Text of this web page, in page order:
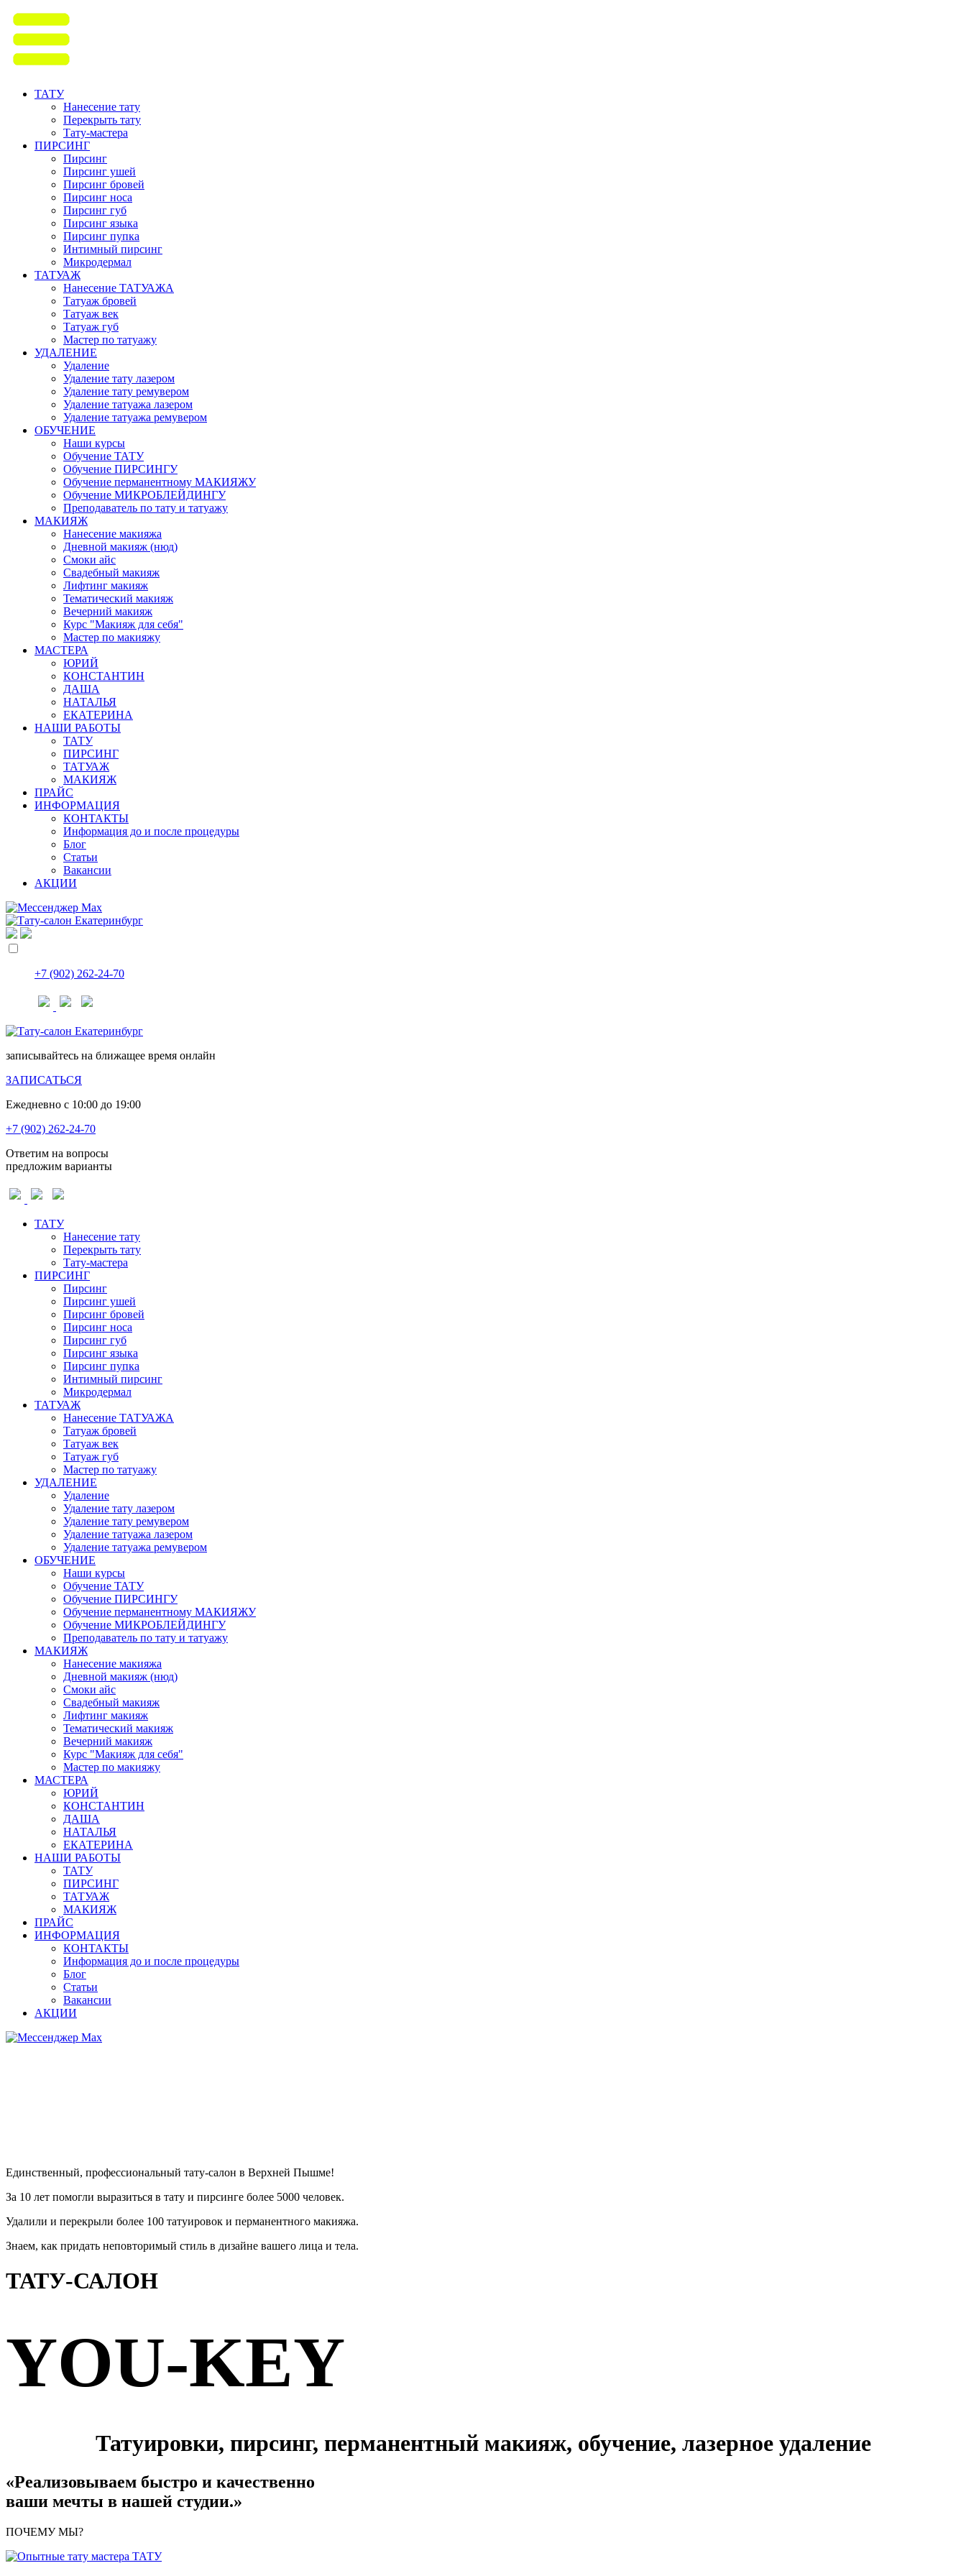
ТАТУ
Нанесение тату
Перекрыть тату
Тату-мастера
ПИРСИНГ
Пирсинг
Пирсинг ушей
Пирсинг бровей
Пирсинг носа
Пирсинг губ
Пирсинг языка
Пирсинг пупка
Интимный пирсинг
Микродермал
ТАТУАЖ
Нанесение ТАТУАЖА
Татуаж бровей
Татуаж век
Татуаж губ
Мастер по татуажу
УДАЛЕНИЕ
Удаление
Удаление тату лазером
Удаление тату ремувером
Удаление татуажа лазером
Удаление татуажа ремувером
ОБУЧЕНИЕ
Наши курсы
Обучение ТАТУ
Обучение ПИРСИНГУ
Обучение перманентному МАКИЯЖУ
Обучение МИКРОБЛЕЙДИНГУ
Преподаватель по тату и татуажу
МАКИЯЖ
Нанесение макияжа
Дневной макияж (нюд)
Смоки айс
Свадебный макияж
Лифтинг макияж
Тематический макияж
Вечерний макияж
Курс "Макияж для себя"
Мастер по макияжу
МАСТЕРА
ЮРИЙ
КОНСТАНТИН
ДАША
НАТАЛЬЯ
ЕКАТЕРИНА
НАШИ РАБОТЫ
ТАТУ
ПИРСИНГ
ТАТУАЖ
МАКИЯЖ
ПРАЙС
ИНФОРМАЦИЯ
КОНТАКТЫ
Информация до и после процедуры
Блог
Статьи
Вакансии
АКЦИИ
+7 (902) 262-24-70
запиcывайтесь на ближащее время онлайн
ЗАПИСАТЬСЯ
Ежедневно с 10:00 до 19:00
+7 (902) 262-24-70
Ответим на вопросы
предложим варианты
ТАТУ
Нанесение тату
Перекрыть тату
Тату-мастера
ПИРСИНГ
Пирсинг
Пирсинг ушей
Пирсинг бровей
Пирсинг носа
Пирсинг губ
Пирсинг языка
Пирсинг пупка
Интимный пирсинг
Микродермал
ТАТУАЖ
Нанесение ТАТУАЖА
Татуаж бровей
Татуаж век
Татуаж губ
Мастер по татуажу
УДАЛЕНИЕ
Удаление
Удаление тату лазером
Удаление тату ремувером
Удаление татуажа лазером
Удаление татуажа ремувером
ОБУЧЕНИЕ
Наши курсы
Обучение ТАТУ
Обучение ПИРСИНГУ
Обучение перманентному МАКИЯЖУ
Обучение МИКРОБЛЕЙДИНГУ
Преподаватель по тату и татуажу
МАКИЯЖ
Нанесение макияжа
Дневной макияж (нюд)
Смоки айс
Свадебный макияж
Лифтинг макияж
Тематический макияж
Вечерний макияж
Курс "Макияж для себя"
Мастер по макияжу
МАСТЕРА
ЮРИЙ
КОНСТАНТИН
ДАША
НАТАЛЬЯ
ЕКАТЕРИНА
НАШИ РАБОТЫ
ТАТУ
ПИРСИНГ
ТАТУАЖ
МАКИЯЖ
ПРАЙС
ИНФОРМАЦИЯ
КОНТАКТЫ
Информация до и после процедуры
Блог
Статьи
Вакансии
АКЦИИ
Единственный, профессиональный тату-салон в Верхней Пышме!
За 10 лет помогли выразиться в тату и пирсинге более 5000 человек.
Удалили и перекрыли более 100 татуировок и перманентного макияжа.
Знаем, как придать неповторимый стиль в дизайне вашего лица и тела.
ТАТУ-САЛОН
YOU-KEY
Татуировки, пирсинг, перманентный макияж, обучение, лазерное удаление
«Реализовываем быстро и качественно
ваши мечты в нашей студии.»
ПОЧЕМУ МЫ?